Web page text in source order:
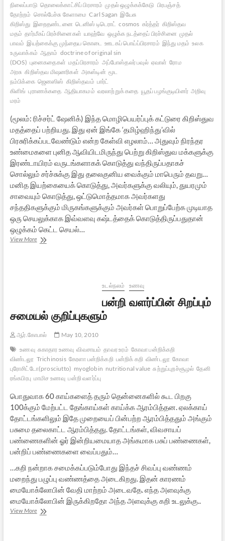
நிலைப்பாடு தொலைக்காட்சிப் பிரசாரம் முதல் ஒழுக்கக்கேடு பிரபஞ்சத்
தோற்றம் சொல்பேச்சு கேளாமை Carl Sagan இயேசு
கிறிஸ்து இறைதண்டனை டெனிஸ் டிடெராட் cosmos கர்த்தர் கிறிஸ்தவ
மதம் தார்மீகப் பிரச்சினைகள் யாஹ்வே ஒழுக்க நடத்தைப் பிரச்சினை முதல்
பாவம் இயற்கைக்கு முந்தைய கொடை ஊடகப் பொய்ப்பிரசாரம் இந்து மதம் உலக
உருவாக்கம் ஆதாம் doctrine of original sin
(DOS) புனைகதைகள் மதப்பிரசாரம் அப்போஸ்தலர் பவுல் ஏவாள் ரோம
அரசு கிறிஸ்தவ மிஷனரிகள் அகஸ்டின் மூட
நம்பிக்கை ஜெனஸிஸ் கிறிஸ்தவம் பார்ட்
கிளிங் புராணக்கதை ஆதியாகமம் வரலாற்றுக் கதை யூதப் பழங்குடியினர் அறிவு
மரம்
(மூலம்: ரிச்சர்ட் ஷேனிக்) இந்த மொழிபெயர்ப்புக் கட்டுரை கிறிஸ்துவ
மதத்தைப் பற்றியது. இது ஏன் இங்கே ‘தமிழ்ஹிந்து’வில்
பிரசுரிக்கப்படவேண்டும் என்ற கேள்வி எழலாம்… அதுவும் நிரந்தர
உண்மைகளை புனித ஆவியிடமிருந்து பெற்று கிறிஸ்துவ மக்களுக்கு
இரண்டாயிரம் வருடங்களாகக் கொடுத்து வந்திருப்பதாகச்
சொல்லும் சர்ச்சுக்கு இது தலைகுனிய வைக்கும் மாபெரும் தவறு…
மனித இயற்கையைக் கொடுத்து, அவர்களுக்கு வலியும், துயரமும்
சாவையும் கொடுத்து, ஒட்டுமொத்தமாக அவர்களது
சந்ததிகளுக்கும் மிருகங்களுக்கும் அவர்கள் பொறுப்பேற்க முடியாத
ஒரு செயலுக்காக இவ்வளவு கஷ்டத்தைக் கொடுத்திருப்பதுதான்
ஒழுக்கம் கெட்ட செயல்…
View More“முதல்
உடல்நலம் உணவு
பன்றி வளர்ப்பின் சிறப்பும்
சமையல் குறிப்புகளும்
ஆர்.கோபால்
May 10, 2010
உணவு சுகாதார உணவு விவசாயம் தாவர உரம் கோவா பன்றிக்கறி
விண்டலூ Trichinosis கேரளா பன்றிக்கறி பன்றிக் கறி விண்டலூ கோவா
புரோசிட்டோ(prosciutto) myoglobin nutritional value சுற்றுப்புறச்சூழல் தேனி
ரங்கபிரபு மாமிச உணவு பன்றி வளர்ப்பு
பொதுவாக 60 காய்களைத் தரும் தென்னைகளில் கூட பிறகு
100க்கும் மேற்பட்ட தேங்காய்கள் காய்க்க ஆரம்பித்தன. ஏலக்காய்
தோட்டங்களிலும் இதே முறையைப் பின்பற்ற ஆரம்பித்ததும் அங்கும்
பசுமை தலைகாட்ட ஆரம்பித்தது. தோட்டங்கள், விவசாயப்
பண்ணைகளின் ஓர் இன்றியமையாத அங்கமாக பசுப் பண்ணைகள்,
பன்றிப் பண்ணைகளை வைப்பதும்…
…கறி நன்றாக சமைக்கப்படும்போது இந்தச் சிவப்பு வண்ணம்
மறைந்து பழுப்பு வண்ணத்தை அடைகிறது. இதன் காரணம்
மையோக்லோபின் வேதி மாற்றம் அடைவதே. எந்த அளவுக்கு
மையோக்லோபின் இருக்கிறதோ அந்த அளவுக்கு கறி உடலுக்கு..
View Moreபன்றி